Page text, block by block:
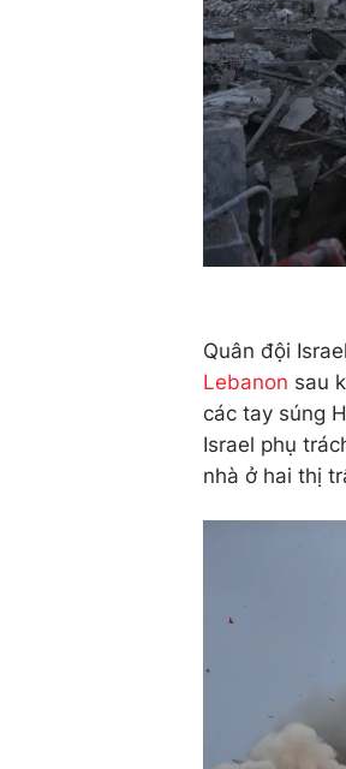
Quân đội
Lebanon sau
các tay súng
Israel phụ
nhà ở hai thị